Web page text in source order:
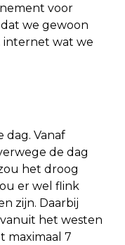
voor
we gewoon
internet wat we
dag. Vanaf
de dag
het droog
er wel flink
zijn. Daarbij
het westen
maximaal 7